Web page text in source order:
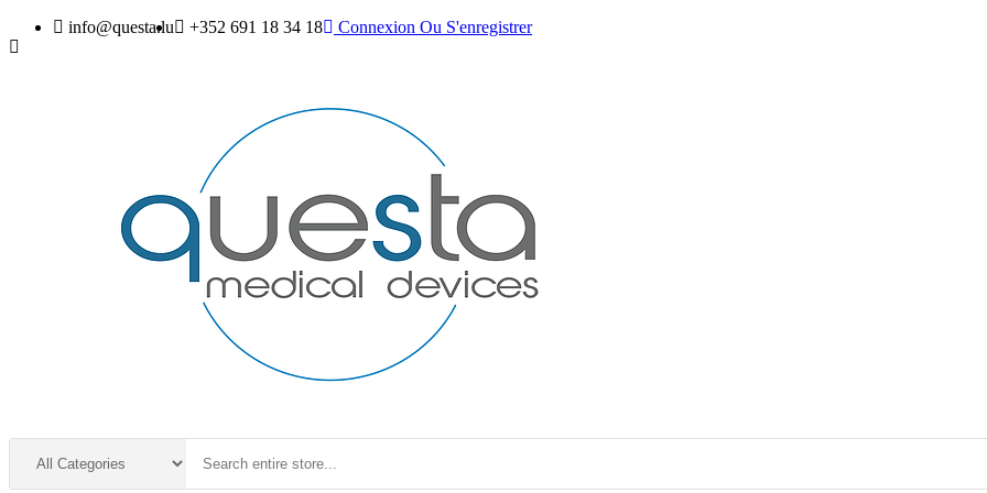
info@questa.lu +352 691 18 34 18 Connexion Ou S'enregistrer